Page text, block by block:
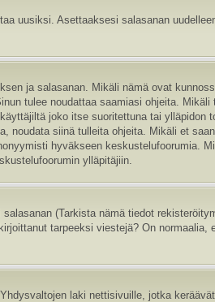
uusiksi. Asettaaksesi salasanan
ja salasanan. Mikäli nämä ovat
tulee noudattaa saamiasi ohjeita.
joko itse suoritettuna tai
noudata siinä tulleita ohjeita. Mikäli et
hyväkseen keskustelufoorumia.
ylläpitäjiin.
(Tarkista nämä tiedot
tarpeeksi viestejä? On
laki nettisivuille, jotka